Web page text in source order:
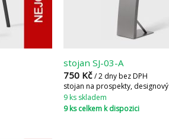
stojan SJ-03-A
750 Kč / 2 dny bez DPH
stojan na prospekty, designový
9 ks skladem
9 ks celkem k dispozici